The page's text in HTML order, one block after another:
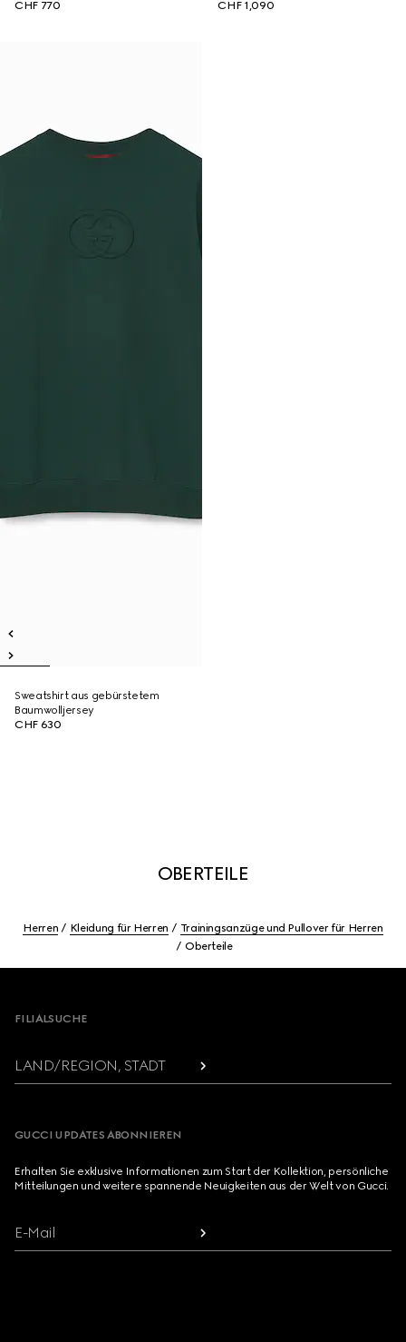
CHF 770
CHF 1,090
Sweatshirt aus gebürstetem
Baumwolljersey
CHF 630
OBERTEILE
Herren Kleidung für Herren
Trainingsanzüge und Pullover für Herren
Oberteile
FILIALSUCHE
LAND/REGION, STADT
GUCCI UPDATES ABONNIEREN
Erhalten Sie exklusive Informationen zum Start der Kollektion, persönliche
Mitteilungen und weitere spannende Neuigkeiten aus der Welt von Gucci.
E-Mail